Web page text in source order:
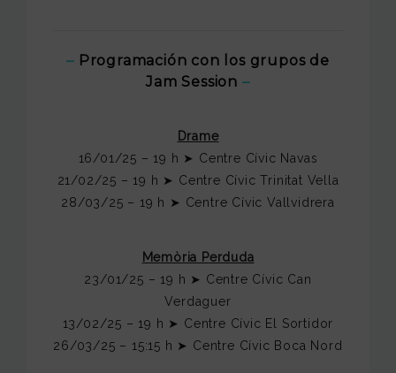
– Programación con los grupos de
Jam Session –
Drame
16/01/25 – 19 h ➤ Centre Cívic Navas
21/02/25 – 19 h ➤ Centre Cívic Trinitat Vella
28/03/25 – 19 h ➤ Centre Cívic Vallvidrera
Memòria Perduda
23/01/25 – 19 h ➤ Centre Cívic Can
Verdaguer
13/02/25 – 19 h ➤ Centre Cívic El Sortidor
26/03/25 – 15:15 h ➤ Centre Cívic Boca Nord